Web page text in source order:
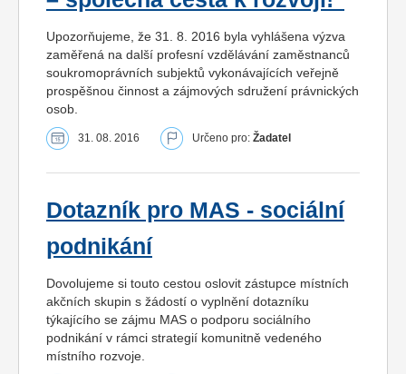
Upozorňujeme, že 31. 8. 2016 byla vyhlášena výzva
zaměřená na další profesní vzdělávání zaměstnanců
soukromoprávních subjektů vykonávajících veřejně
prospěšnou činnost a zájmových sdružení právnických
osob.
31. 08. 2016 Určeno pro: Žadatel
Dotazník pro MAS - sociální
podnikání
Dovolujeme si touto cestou oslovit zástupce místních
akčních skupin s žádostí o vyplnění dotazníku
týkajícího se zájmu MAS o podporu sociálního
podnikání v rámci strategií komunitně vedeného
místního rozvoje.